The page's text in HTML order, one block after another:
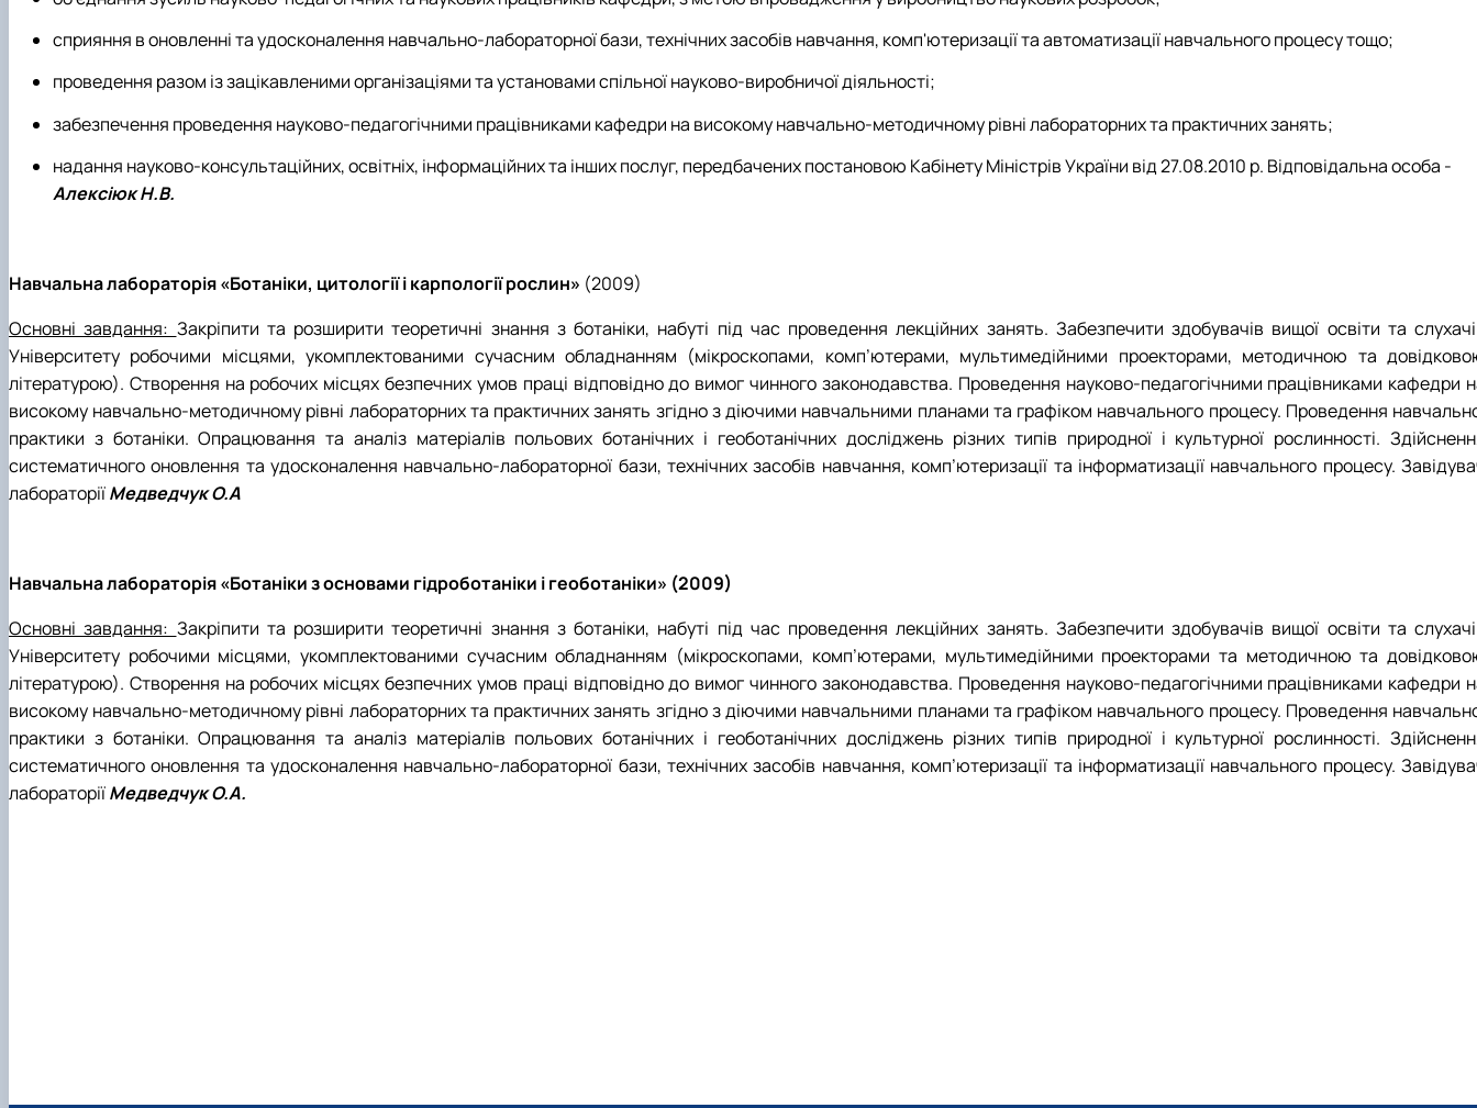
сприяння в оновленні та удосконалення навчально-лабораторної бази, технічних засобів навчання, комп'ютеризації та автоматизації навчального процесу тощо;
проведення разом із зацікавленими організаціями та установами спільної науково-виробничої діяльності;
забезпечення проведення науково-педагогічними працівниками кафедри на високому навчально-методичному рівні лабораторних та практичних занять;
надання науково-консультаційних, освітніх, інформаційних та інших послуг, передбачених постановою Кабінету Міністрів України від 27.08.2010 р. Відповідальна особа -
Алексіюк Н.В.
Навчальна лабораторія «Ботаніки, цитології і карпології рослин» (2009)
Основні завдання: Закріпити та розширити теоретичні знання з ботаніки, набуті під час проведення лекційних занять. Забезпечити здобувачів вищої освіти та
Університету робочими місцями, укомплектованими сучасним обладнанням (мікроскопами, комп’ютерами, мультимедійними проекторами, методичною та
літературою). Створення на робочих місцях безпечних умов праці відповідно до вимог чинного законодавства. Проведення науково-педагогічними працівниками кафедри
високому навчально-методичному рівні лабораторних та практичних занять згідно з діючими навчальними планами та графіком навчального процесу. Проведення
практики з ботаніки. Опрацювання та аналіз матеріалів польових ботанічних і геоботанічних досліджень різних типів природної і культурної рослинності.
систематичного оновлення та удосконалення навчально-лабораторної бази, технічних засобів навчання, комп’ютеризації та інформатизації навчального процесу.
лабораторіїМедведчук О.А
Навчальна лабораторія «Ботаніки з основами гідроботаніки і геоботаніки» (2009)
Основні завдання: Закріпити та розширити теоретичні знання з ботаніки, набуті під час проведення лекційних занять. Забезпечити здобувачів вищої освіти та
Університету робочими місцями, укомплектованими сучасним обладнанням (мікроскопами, комп’ютерами, мультимедійними проекторами та методичною та
літературою). Створення на робочих місцях безпечних умов праці відповідно до вимог чинного законодавства. Проведення науково-педагогічними працівниками кафедри
високому навчально-методичному рівні лабораторних та практичних занять згідно з діючими навчальними планами та графіком навчального процесу. Проведення
практики з ботаніки. Опрацювання та аналіз матеріалів польових ботанічних і геоботанічних досліджень різних типів природної і культурної рослинності.
систематичного оновлення та удосконалення навчально-лабораторної бази, технічних засобів навчання, комп’ютеризації та інформатизації навчального процесу.
лабораторіїМедведчук О.А.